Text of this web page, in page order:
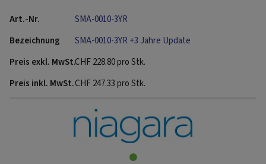
SMA-0010-3YR
SMA-0010-3YR +3 Jahre Update
CHF228.80pro Stk.
CHF247.33pro Stk.